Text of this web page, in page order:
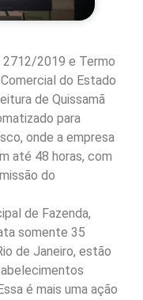
2712/2019 e Termo
do Estado
de Quissamã
para
onde a empresa
até 48 horas, com
do
de Fazenda,
somente 35
de Janeiro, estão
é mais uma ação